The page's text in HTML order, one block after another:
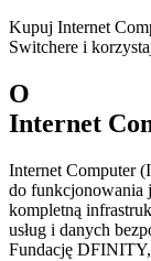
Kupuj Internet
Switchere i
O
Internet
Internet Computer
do funkcjonowania
kompletną
usług i danych
Fundację DFINITY,